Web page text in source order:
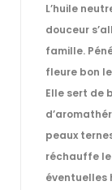
L’huile
douceur
famille.
fleure bon
Elle sert de
peaux
réchauffe
éventuelles